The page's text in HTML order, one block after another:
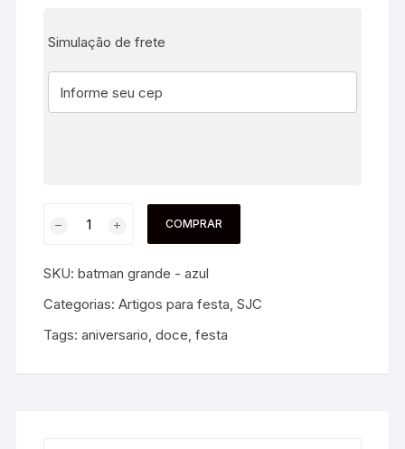
Simulação de frete
COMPRAR
SKU:batman grande - azul
Categorias:Artigos para festa,SJC
Tags:aniversario,doce,festa